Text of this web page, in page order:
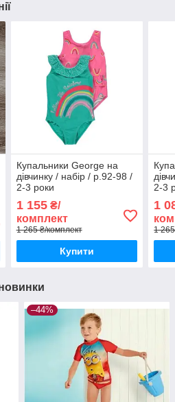
Купальники George на
дівчинку / набір / р.92-98 /
2-3 роки
1 155₴/
комплект
1 265 ₴/комплект
Купити
2-3
1
1
–44%